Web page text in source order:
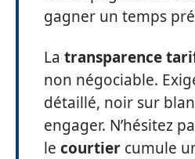
gagner un temps
La transparence
non négociable.
détaillé, noir sur
engager. N’hésitez
le courtier cumule